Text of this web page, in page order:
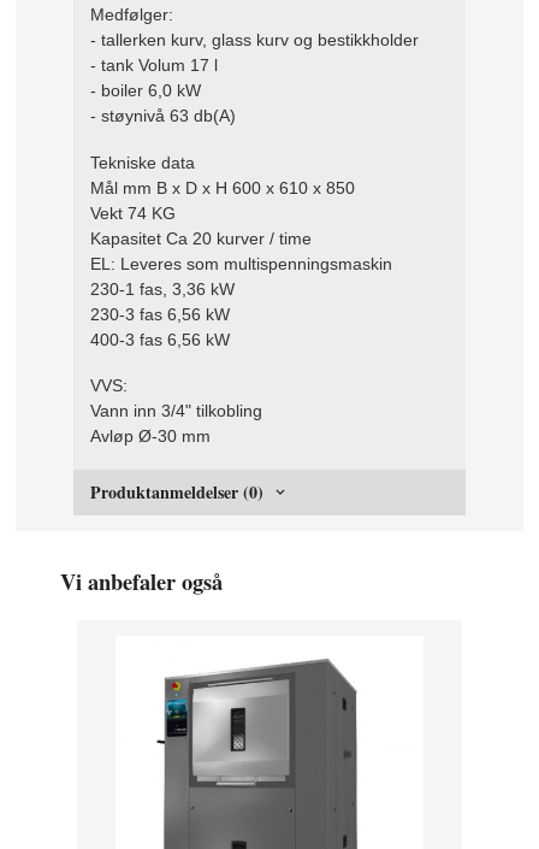
Medfølger:
- tallerken kurv, glass kurv og bestikkholder
- tank Volum 17 l
- boiler 6,0 kW
- støynivå 63 db(A)
Tekniske data
Mål mm B x D x H 600 x 610 x 850
Vekt 74 KG
Kapasitet Ca 20 kurver / time
EL: Leveres som multispenningsmaskin
230-1 fas, 3,36 kW
230-3 fas 6,56 kW
400-3 fas 6,56 kW
VVS:
Vann inn 3/4" tilkobling
Avløp Ø-30 mm
Produktanmeldelser (0)
Vi anbefaler også